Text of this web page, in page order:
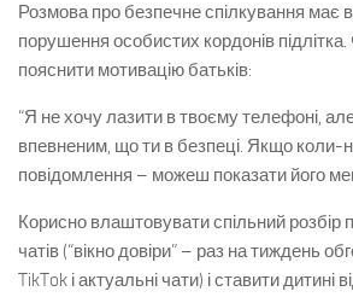
Розмова про безпечне спілкування має
порушення особистих кордонів підлітка.
пояснити мотивацію батьків:
“Я не хочу лазити в твоєму телефоні,
впевненим, що ти в безпеці. Якщо коли-
повідомлення – можеш показати його
Корисно влаштовувати спільний розбір
чатів (“вікно довіри” – раз на тиждень
TikTok і актуальні чати) і ставити дитині